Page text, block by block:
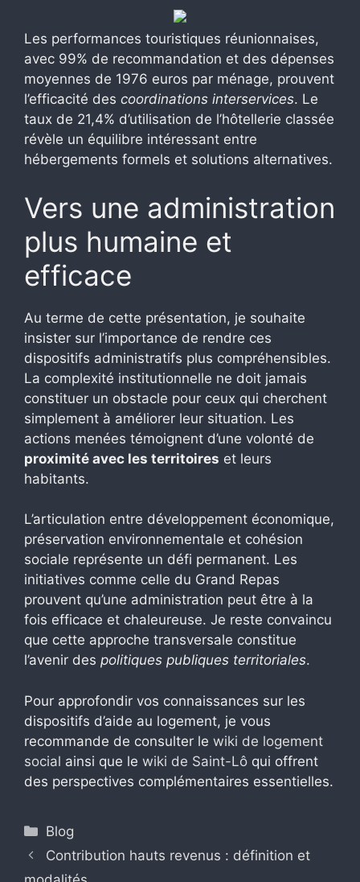
Les performances touristiques réunionnaises,
avec 99% de recommandation et des dépenses
moyennes de 1976 euros par ménage, prouvent
l’efficacité des coordinations interservices. Le
taux de 21,4% d’utilisation de l’hôtellerie classée
révèle un équilibre intéressant entre
hébergements formels et solutions alternatives.
Vers une administration
plus humaine et
efficace
Au terme de cette présentation, je souhaite
insister sur l’importance de rendre ces
dispositifs administratifs plus compréhensibles.
La complexité institutionnelle ne doit jamais
constituer un obstacle pour ceux qui cherchent
simplement à améliorer leur situation. Les
actions menées témoignent d’une volonté de
proximité avec les territoires et leurs
habitants.
L’articulation entre développement économique,
préservation environnementale et cohésion
sociale représente un défi permanent. Les
initiatives comme celle du Grand Repas
prouvent qu’une administration peut être à la
fois efficace et chaleureuse. Je reste convaincu
que cette approche transversale constitue
l’avenir des politiques publiques territoriales.
Pour approfondir vos connaissances sur les
dispositifs d’aide au logement, je vous
recommande de consulter le wiki de logement
social ainsi que le wiki de Saint-Lô qui offrent
des perspectives complémentaires essentielles.
Catégories
Blog
Contribution hauts revenus : définition et